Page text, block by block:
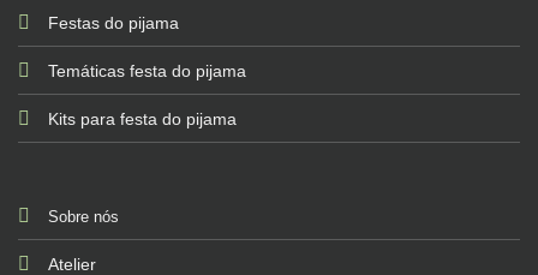
Festas do pijama
Temáticas festa do pijama
Kits para festa do pijama
Sobre nós
Atelier